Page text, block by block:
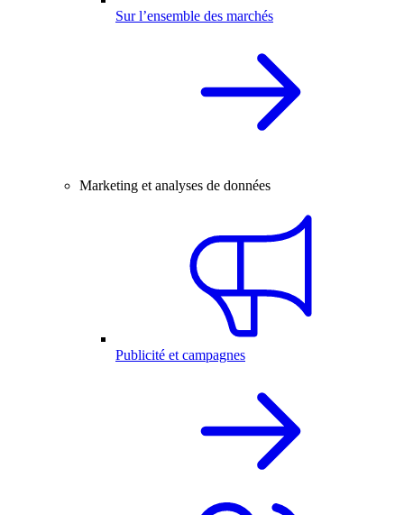
Sur l’ensemble des marchés
Marketing et analyses de données
Publicité et campagnes